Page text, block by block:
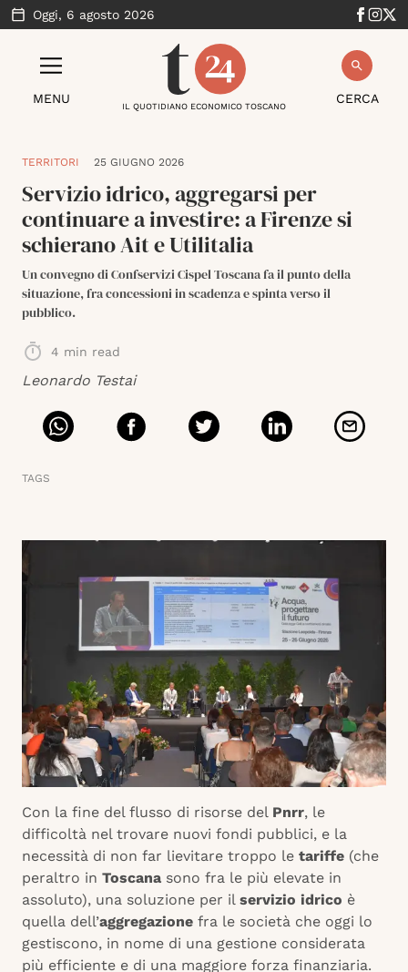
Oggi, 6 agosto 2026
MENU CERCA
IL QUOTIDIANO ECONOMICO TOSCANO
TERRITORI 25 GIUGNO 2026
Servizio idrico, aggregarsi per
continuare a investire: a Firenze si
schierano Ait e Utilitalia
Un convegno di Confservizi Cispel Toscana fa il punto della
situazione, fra concessioni in scadenza e spinta verso il
pubblico.
4 min read
Leonardo Testai
TAGS
Con la fine del flusso di risorse del Pnrr, le
difficoltà nel trovare nuovi fondi pubblici, e la
necessità di non far lievitare troppo le tariffe (che
peraltro in Toscana sono fra le più elevate in
assoluto), una soluzione per il servizio idrico è
quella dell’aggregazione fra le società che oggi lo
gestiscono, in nome di una gestione considerata
più efficiente e di una maggiore forza finanziaria.